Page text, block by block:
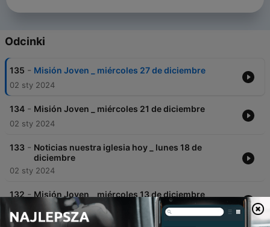
Odcinki
135 - Misión Joven _ miércoles 27 de diciembre
02 sty 2024
134 - Misión Joven _ miércoles 21 de diciembre
02 sty 2024
133 - Noticias nuestra iglesia hoy _ lunes 18 de
diciembre
02 sty 2024
132 - Misión Joven _ miércoles 13 de diciembre
02 sty 2024